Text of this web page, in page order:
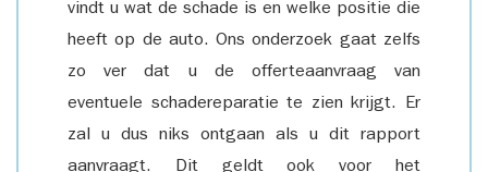
vindt u wat de schade is en welke positie die
heeft op de auto. Ons onderzoek gaat zelfs
zo ver dat u de offerteaanvraag van
eventuele schadereparatie te zien krijgt. Er
zal u dus niks ontgaan als u dit rapport
aanvraagt. Dit geldt ook voor het